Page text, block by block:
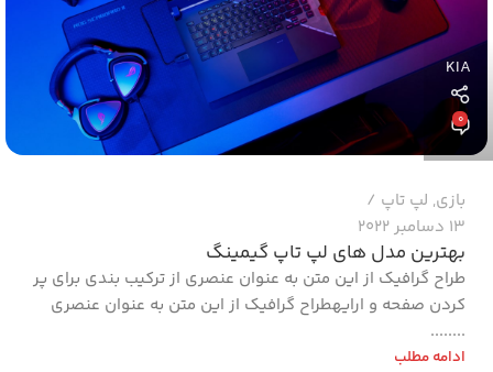
KIA
0
بازی, لپ تاپ
13 دسامبر 2022
بهترین مدل های لپ تاپ گیمینگ
طراح گرافیک از این متن به عنوان عنصری از ترکیب بندی برای پر
کردن صفحه و ارایهطراح گرافیک از این متن به عنوان عنصری
........
ادامه مطلب